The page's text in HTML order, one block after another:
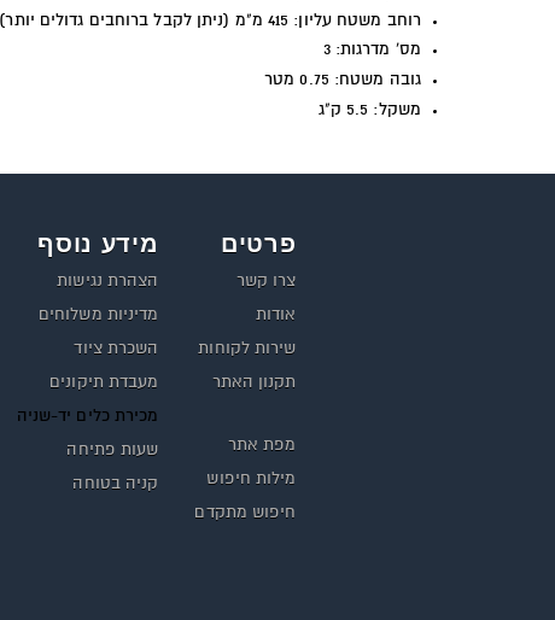
רוחב משטח עליון: 415 מ"מ (ניתן לקבל ברוחבים גדולים יותר)
מס' מדרגות: 3
גובה משטח: 0.75 מטר
משקל: 5.5 ק"ג
פרטים
צרו קשר
אודות
שירות לקוחות
תקנון האתר
מפת אתר
מילות חיפוש
חיפוש מתקדם
מידע נוסף
הצהרת נגישות
מדיניות משלוחים
השכרת ציוד
מעבדת תיקונים
מכירת כלים יד-שניה
שעות פתיחה
קניה בטוחה